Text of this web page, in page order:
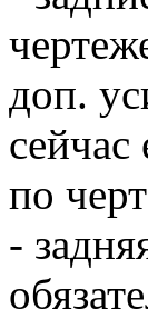
доп.
по
-